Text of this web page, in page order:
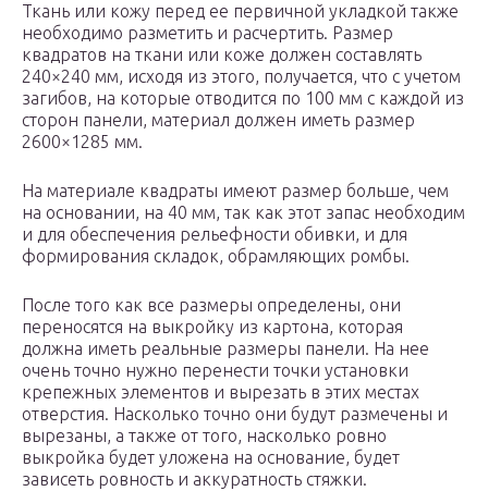
Ткань или кожу перед ее первичной укладкой также
необходимо разметить и расчертить. Размер
квадратов на ткани или коже должен составлять
240×240 мм, исходя из этого, получается, что с учетом
загибов, на которые отводится по 100 мм с каждой из
сторон панели, материал должен иметь размер
2600×1285 мм.
На материале квадраты имеют размер больше, чем
на основании, на 40 мм, так как этот запас необходим
и для обеспечения рельефности обивки, и для
формирования складок, обрамляющих ромбы.
После того как все размеры определены, они
переносятся на выкройку из картона, которая
должна иметь реальные размеры панели. На нее
очень точно нужно перенести точки установки
крепежных элементов и вырезать в этих местах
отверстия. Насколько точно они будут размечены и
вырезаны, а также от того, насколько ровно
выкройка будет уложена на основание, будет
зависеть ровность и аккуратность стяжки.